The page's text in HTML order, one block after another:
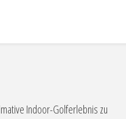
Indoor-Golferlebnis zu